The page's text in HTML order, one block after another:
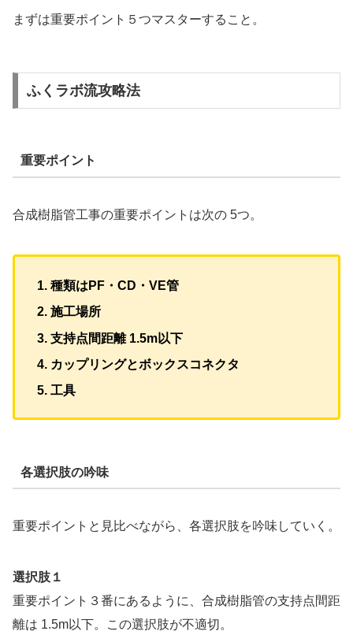
まずは重要ポイント５つマスターすること。
ふくラボ流攻略法
重要ポイント
合成樹脂管工事の重要ポイントは次の 5つ。
種類はPF・CD・VE管
施工場所
支持点間距離 1.5m以下
カップリングとボックスコネクタ
工具
各選択肢の吟味
重要ポイントと見比べながら、各選択肢を吟味していく。
選択肢１
重要ポイント３番にあるように、合成樹脂管の支持点間距
離は 1.5m以下。この選択肢が不適切。